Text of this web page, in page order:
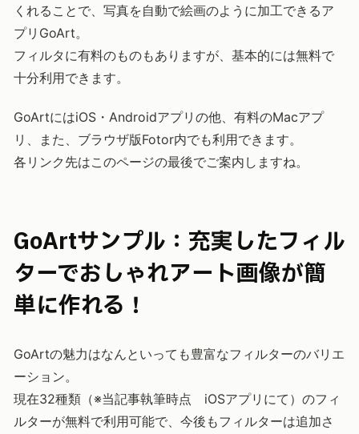
くれることで、写真を自動で絵画のように加工できるア
プリGoArt。
フィルタに有料のものもありますが、基本的には無料で
十分利用できます。
GoArtにはiOS・Androidアプリの他、有料のMacアプ
リ、また、ブラウザ版Fotor内でも利用できます。
各リンク先はこのページの最後でご案内しますね。
GoArtサンプル：充実したフィル
ターでおしゃれアート画像が簡
単に作れる！
GoArtの魅力はなんといっても豊富なフィルターのバリエ
ーション。
現在32種類（※当記事執筆時点 iOSアプリにて）のフィ
ルターが無料で利用可能で、今後もフィルターは追加さ